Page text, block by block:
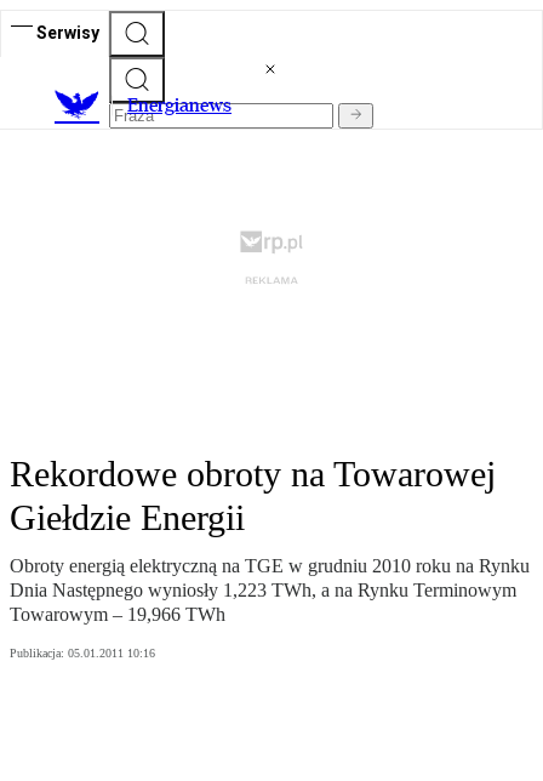
Serwisy
Energianews
Rekordowe obroty na Towarowej
Giełdzie Energii
Obroty energią elektryczną na TGE w grudniu 2010 roku na Rynku
Dnia Następnego wyniosły 1,223 TWh, a na Rynku Terminowym
Towarowym – 19,966 TWh
Publikacja: 05.01.2011 10:16